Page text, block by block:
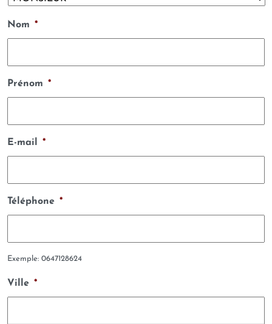
Nom *
Prénom *
E-mail *
Téléphone *
Exemple: 0647128624
Ville *